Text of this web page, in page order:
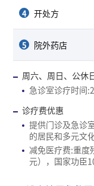
4 开处方
5 院外药店
周六、周日、公休
急诊室诊疗时间
诊疗费优惠
提供门诊及急诊
的居民和多元文
减免医疗费:重度
元），国家功臣